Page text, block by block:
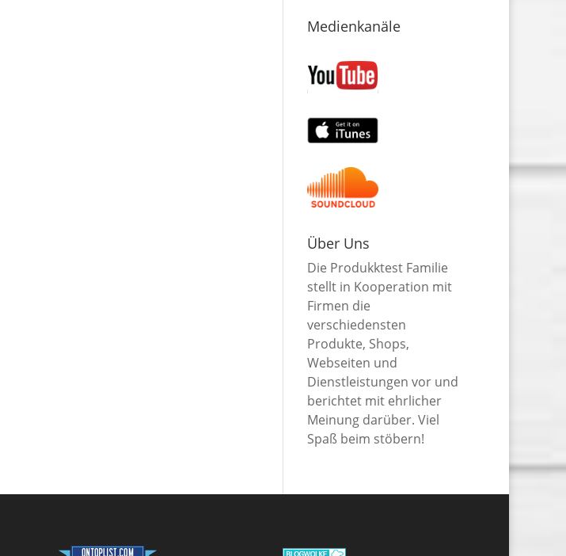
Medienkanäle
Über Uns
Die Produkktest Familie
stellt in Kooperation mit
Firmen die
verschiedensten
Produkte, Shops,
Webseiten und
Dienstleistungen vor und
berichtet mit ehrlicher
Meinung darüber. Viel
Spaß beim stöbern!